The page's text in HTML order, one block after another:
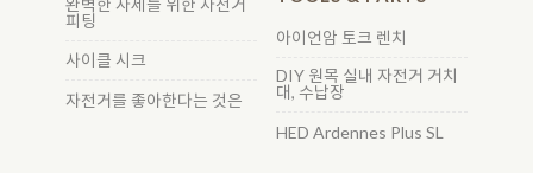
피팅
사이클 시크
자전거를 좋아한다는 것은
아이언암 토크 렌치
DIY 원목 실내 자전거 거치
대, 수납장
HED Ardennes Plus SL